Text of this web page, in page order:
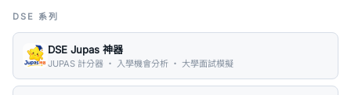
DSE 系列
DSE Jupas 神器
JUPAS 計分器 ・ 入學機會分析 ・ 大學面試模擬